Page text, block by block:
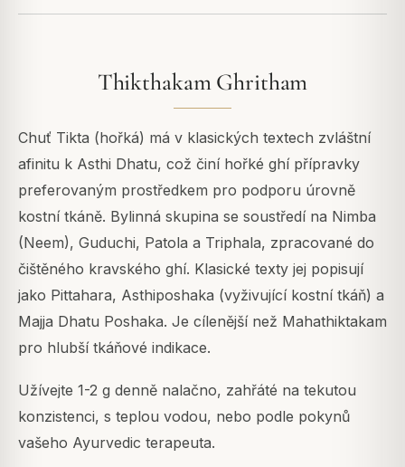
Thikthakam Ghritham
Chuť Tikta (hořká) má v klasických textech zvláštní
afinitu k Asthi Dhatu, což činí hořké ghí přípravky
preferovaným prostředkem pro podporu úrovně
kostní tkáně. Bylinná skupina se soustředí na Nimba
(Neem), Guduchi, Patola a Triphala, zpracované do
čištěného kravského ghí. Klasické texty jej popisují
jako Pittahara, Asthiposhaka (vyživující kostní tkáň) a
Majja Dhatu Poshaka. Je cílenější než Mahathiktakam
pro hlubší tkáňové indikace.
Užívejte 1-2 g denně nalačno, zahřáté na tekutou
konzistenci, s teplou vodou, nebo podle pokynů
vašeho Ayurvedic terapeuta.